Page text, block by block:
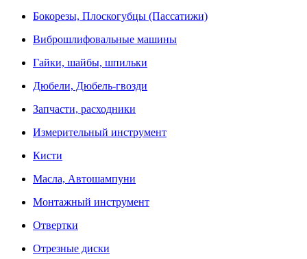
Бокорезы, Плоскогубцы (Пассатижи)
Виброшлифовальные машины
Гайки, шайбы, шпильки
Дюбели, Дюбель-гвозди
Запчасти, расходники
Измерительный инструмент
Кисти
Масла, Автошампуни
Монтажный инструмент
Отвертки
Отрезные диски